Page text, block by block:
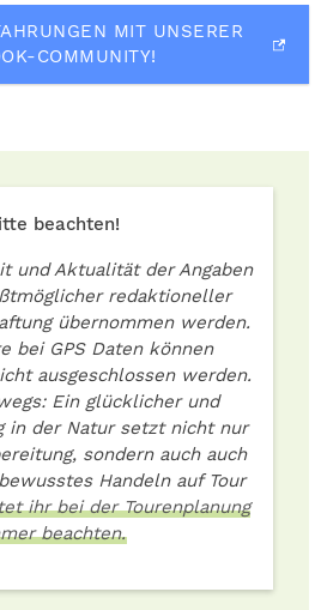
MIT UNSERER
COMMUNITY!
beachten!
und Aktualität der Angaben
redaktioneller
übernommen werden.
bei GPS Daten können
ausgeschlossen werden.
Ein glücklicher und
in der Natur setzt nicht nur
sondern auch auch
Handeln auf Tour
ihr bei der Tourenplanung
beachten.